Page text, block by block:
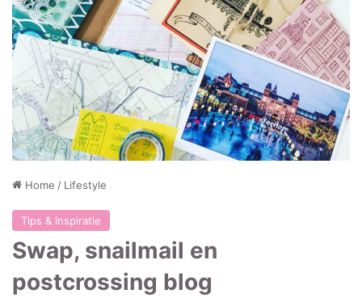
Home / Lifestyle
Tips & Inspiratie
Swap, snailmail en
postcrossing blog